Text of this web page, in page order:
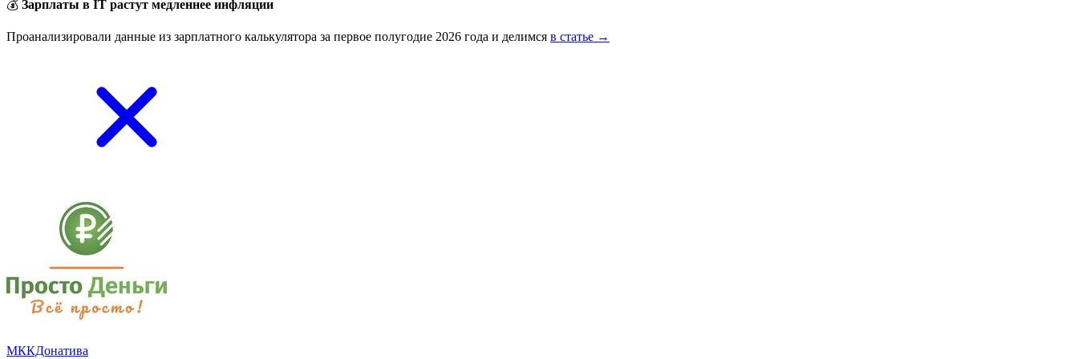
💰 Зарплаты в IT растут медленнее инфляции
Проанализировали данные из зарплатного калькулятора за первое полугодие 2026 года и делимся в статье →
МККДонатива